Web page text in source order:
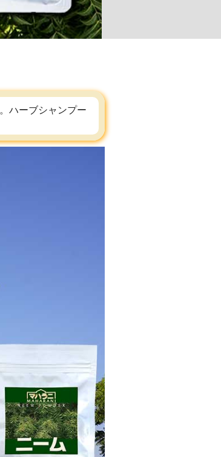
ハーブシャンプー